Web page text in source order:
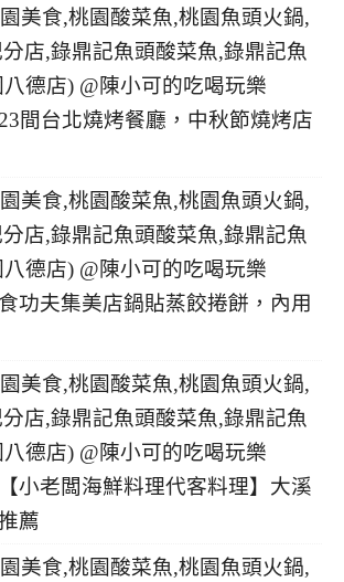
間台北燒烤餐廳，中秋節燒烤店
功夫集美店鍋貼蒸餃捲餅，內用
小老闆海鮮料理代客料理】大溪
薦